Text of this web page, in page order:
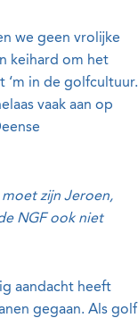
we geen vrolijke
keihard om het
‘m in de golfcultuur.
vaak aan op
zijn Jeroen,
NGF ook niet
aandacht heeft
gegaan. Als golf